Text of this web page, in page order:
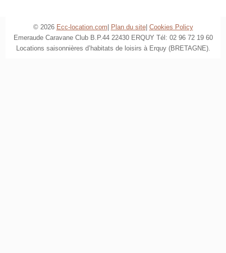
© 2026 Ecc-location.com Plan du site| Cookies Policy
Emeraude Caravane Club B.P.44 22430 ERQUY Tél: 02 96 72 19 60
Locations saisonnières d’habitats de loisirs à Erquy (BRETAGNE).